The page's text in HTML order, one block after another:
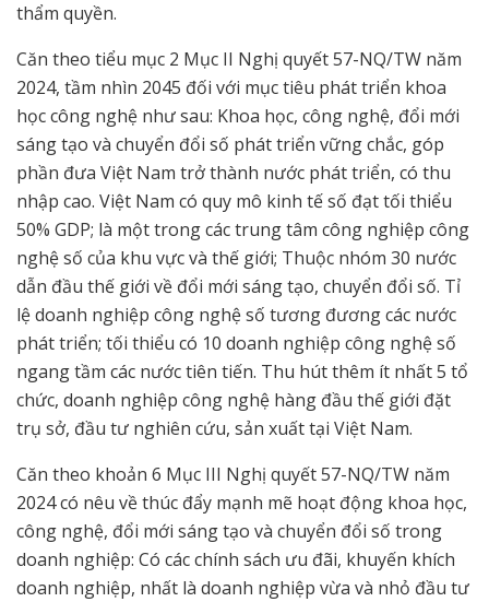
thẩm quyền.
Căn theo tiểu mục 2 Mục II Nghị quyết 57-NQ/TW năm
2024, tầm nhìn 2045 đối với mục tiêu phát triển khoa
học công nghệ như sau: Khoa học, công nghệ, đổi mới
sáng tạo và chuyển đổi số phát triển vững chắc, góp
phần đưa Việt Nam trở thành nước phát triển, có thu
nhập cao. Việt Nam có quy mô kinh tế số đạt tối thiểu
50% GDP; là một trong các trung tâm công nghiệp công
nghệ số của khu vực và thế giới; Thuộc nhóm 30 nước
dẫn đầu thế giới về đổi mới sáng tạo, chuyển đổi số. Tỉ
lệ doanh nghiệp công nghệ số tương đương các nước
phát triển; tối thiểu có 10 doanh nghiệp công nghệ số
ngang tầm các nước tiên tiến. Thu hút thêm ít nhất 5 tổ
chức, doanh nghiệp công nghệ hàng đầu thế giới đặt
trụ sở, đầu tư nghiên cứu, sản xuất tại Việt Nam.
Căn theo khoản 6 Mục III Nghị quyết 57-NQ/TW năm
2024 có nêu về thúc đẩy mạnh mẽ hoạt động khoa học,
công nghệ, đổi mới sáng tạo và chuyển đổi số trong
doanh nghiệp: Có các chính sách ưu đãi, khuyến khích
doanh nghiệp, nhất là doanh nghiệp vừa và nhỏ đầu tư